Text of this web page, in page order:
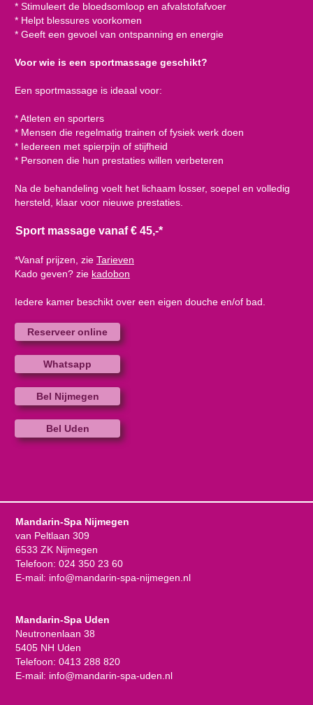
* Stimuleert de bloedsomloop en afvalstofafvoer
* Helpt blessures voorkomen
* Geeft een gevoel van ontspanning en energie
Voor wie is een sportmassage geschikt?
Een sportmassage is ideaal voor:
* Atleten en sporters
* Mensen die regelmatig trainen of fysiek werk doen
* Iedereen met spierpijn of stijfheid
* Personen die hun prestaties willen verbeteren
Na de behandeling voelt het lichaam losser, soepel en volledig
hersteld, klaar voor nieuwe prestaties.
Sport massage vanaf € 45,-*
*Vanaf prijzen, zie Tarieven
Kado geven? zie kadobon
Iedere kamer beschikt over een eigen douche en/of bad.
Reserveer online
Whatsapp
Bel Nijmegen
Bel Uden
Mandarin-Spa Nijmegen
van Peltlaan 309
6533 ZK Nijmegen
Telefoon: 024 350 23 60
E-mail: info@mandarin-spa-nijmegen.nl
Mandarin-Spa Uden
Neutronenlaan 38
5405 NH Uden
Telefoon: 0413 288 820
E-mail: info@mandarin-spa-uden.nl